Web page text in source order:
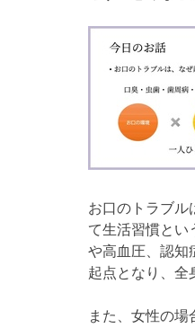
お口のトラブル
て生活習慣とい
や高血圧、認知
起点となり、全
また、女性の